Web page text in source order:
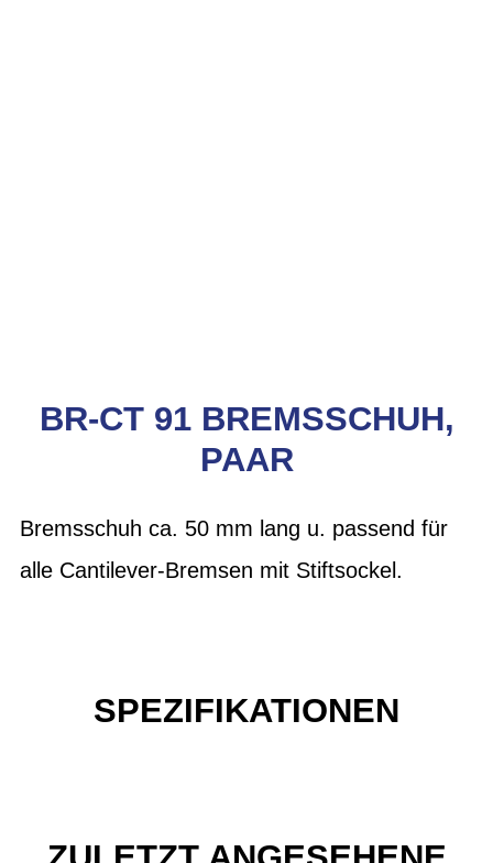
BR-CT 91 BREMSSCHUH,
PAAR
Bremsschuh ca. 50 mm lang u. passend für
alle Cantilever-Bremsen mit Stiftsockel.
SPEZIFIKATIONEN